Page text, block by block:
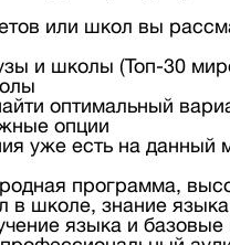
или школ вы
и школы (Топ-30
оптимальный
опции
уже есть на данный
программа,
в школе, знание языка
языка и